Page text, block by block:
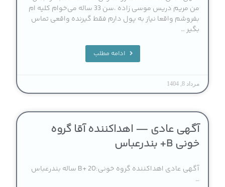
من مریم دریس موسی زاده ،سن 33 ساله می‌خوام کلیه ام
بفروشم واقعا نیاز به پول دارم فقط گیرنده واقعی تماس
بگیر …
ادامه مطلب
مرداد 8, 1404
آگهی عادی — اهداکننده آقا گروه
خونی B+ بندرعباس
آگهی عادی اهداکننده گروه خونی:B+ 20 ساله بندرعباس
…